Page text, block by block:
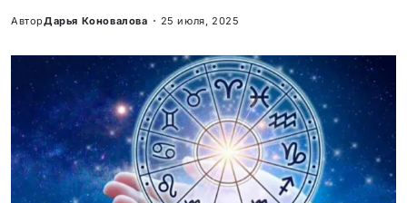
АвторДарья Коновалова 25 июля, 2025